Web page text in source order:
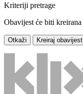
Kriteriji pretrage
Obavijest će biti
Otkaži Kreiraj obavijest